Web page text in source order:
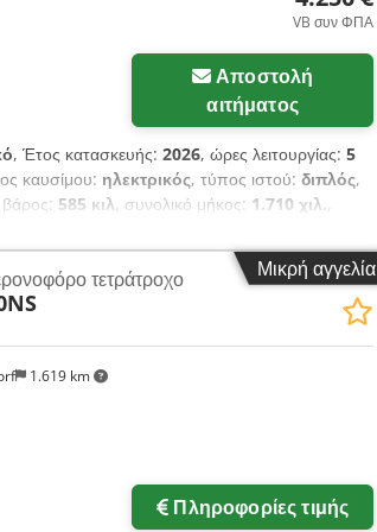
VB συν ΦΠΑ
Αποστολή
αιτήματος
, Έτος κατασκευής: 2026, ώρες λειτουργίας: 5
καυσίμου: ηλεκτρικός, τύπος ιστού: διπλός,
585 κιλ, συνολικό μήκος: 1.710 χιλ.,
60 mm Τύπος ιστού: Διπλός (Duplex)
ελαστικών: Πολυουρεθάνη Κατάσταση εμπρός
πίσω ελαστικών: 80 - 100% Τάση
Λιθίου-ιόντων Έτος κατασκευής μπαταρίας:
CE, Μπαταρία λιθίου-ιόντων
Μικρή αγγελία
1.619 km
τετράτροχο
Πληροφορίες τιμής